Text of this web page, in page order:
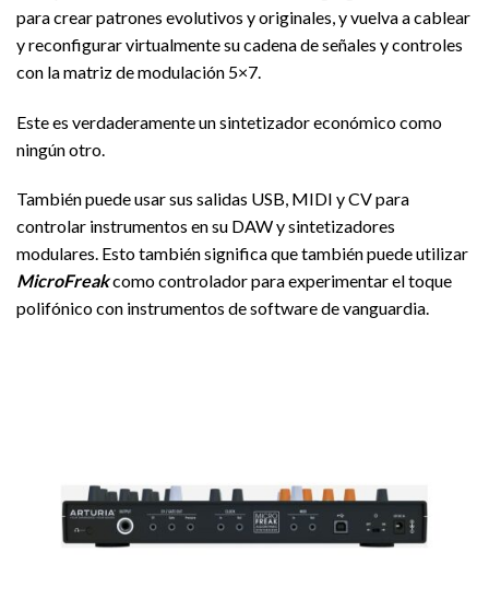
para crear patrones evolutivos y originales, y vuelva a cablear
y reconfigurar virtualmente su cadena de señales y controles
con la matriz de modulación 5×7.
Este es verdaderamente un sintetizador económico como
ningún otro.
También puede usar sus salidas USB, MIDI y CV para
controlar instrumentos en su DAW y sintetizadores
modulares. Esto también significa que también puede utilizar
MicroFreakcomo controlador para experimentar el toque
polifónico con instrumentos de software de vanguardia.